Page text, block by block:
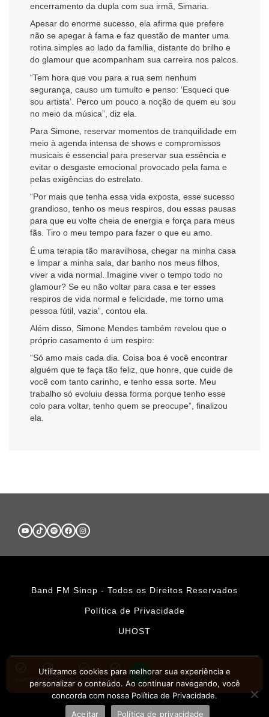
encerramento da dupla com sua irmã, Simaria.
Apesar do enorme sucesso, ela afirma que prefere
não se apegar à fama e faz questão de manter uma
rotina simples ao lado da família, distante do brilho e
do glamour que acompanham sua carreira nos palcos.
“Tem hora que vou para a rua sem nenhum
segurança, causo um tumulto e penso: ‘Esqueci que
sou artista’. Perco um pouco a noção de quem eu sou
no meio da música”, diz ela.
Para Simone, reservar momentos de tranquilidade em
meio à agenda intensa de shows e compromissos
musicais é essencial para preservar sua essência e
evitar o desgaste emocional provocado pela fama e
pelas exigências do estrelato.
“Por mais que tenha essa vida exposta, esse sucesso
grandioso, tenho os meus respiros, dou essas pausas
para que eu volte cheia de energia e força para meus
fãs. Tiro o meu tempo para fazer o que eu amo.
É uma terapia tão maravilhosa, chegar na minha casa
e limpar a minha sala, dar banho nos meus filhos,
viver a vida normal. Imagine viver o tempo todo no
glamour? Se eu não voltar para casa e ter esses
respiros de vida normal e felicidade, me torno uma
pessoa fútil, vazia”, contou ela.
Além disso, Simone Mendes também revelou que o
próprio casamento é um respiro:
“Só amo mais cada dia. Coisa boa é você encontrar
alguém que te faça tão feliz, que honre, que cuide de
você com tanto carinho, e tenho essa sorte. Meu
trabalho só evoluiu dessa forma porque tenho esse
colo para voltar, tenho quem se preocupe”, finalizou
ela.
Band FM Sinop - Todos os Direitos Reservados
Política de Privacidade
UHOST
PROMOÇÕESAPLICATIVOS CONTATO
Utilizamos cookies para melhorar sua experiência e
personalizar o conteúdo. Ao continuar navegando, você
concorda com nossa Política de Privacidade.
Aceitar
Política de privacidade